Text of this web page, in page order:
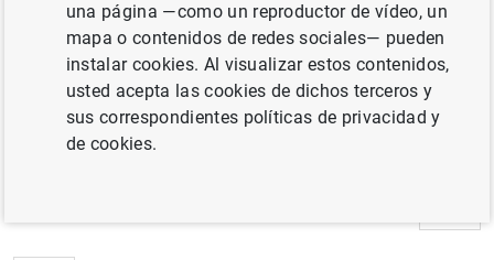
expertos en previsión económica
correspondiente al primer trimestre de 2022
(248KB)
una página —como un reproductor de vídeo, un
mapa o contenidos de redes sociales— pueden
instalar cookies. Al visualizar estos contenidos,
usted acepta las cookies de dichos terceros y
sus correspondientes políticas de privacidad y
de cookies.